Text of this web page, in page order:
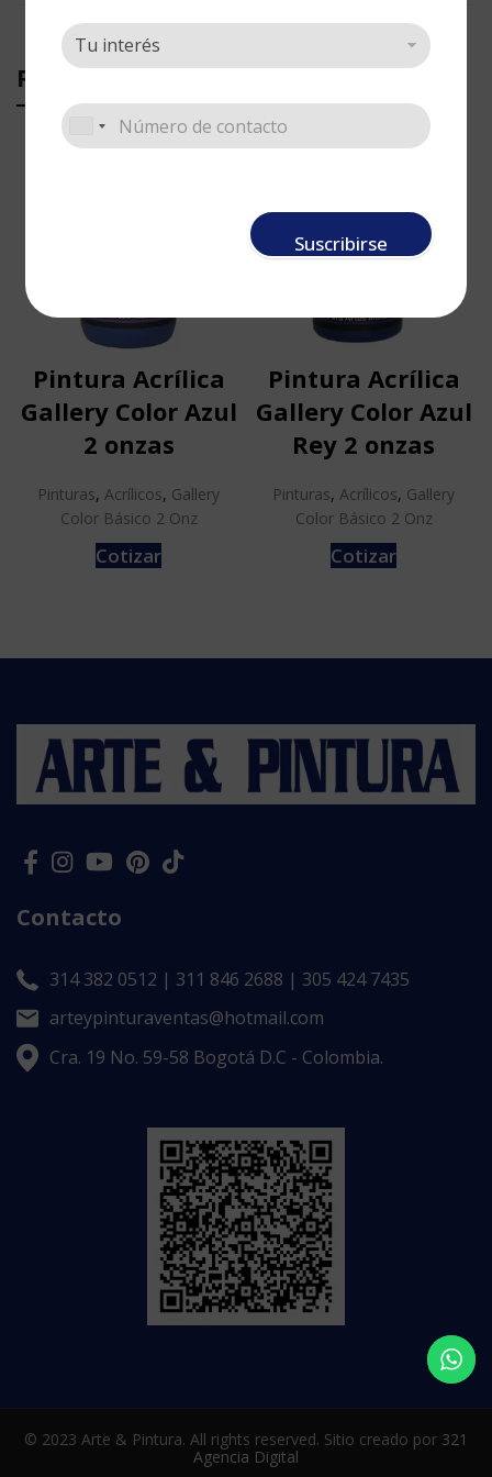
Suscribirse
PRODUCTOS RELACIONADOS
Pintura Acrílica
Gallery Color Azul
2 onzas
Pinturas, Acrílicos, Gallery
Color Básico 2 Onz
Cotizar
Pintura Acrílica
Gallery Color Azul
Rey 2 onzas
Pinturas, Acrílicos, Gallery
Color Básico 2 Onz
Cotizar
Contacto
314 382 0512 | 311 846 2688 | 305 424 7435
arteypinturaventas@hotmail.com
Cra. 19 No. 59-58 Bogotá D.C - Colombia.
© 2023 Arte & Pintura. All rights reserved. Sitio creado por 321
Agencia Digital